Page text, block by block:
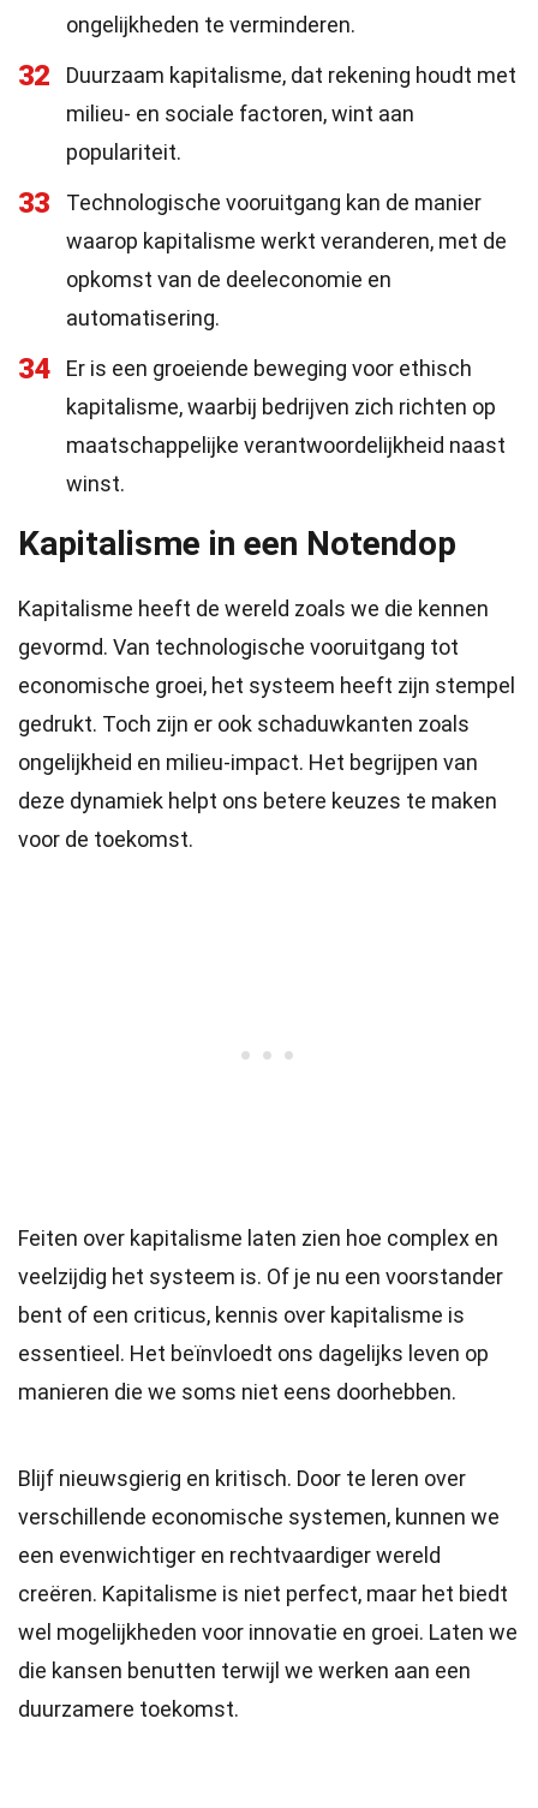
ongelijkheden te verminderen.
32
Duurzaam kapitalisme, dat rekening houdt met
milieu- en sociale factoren, wint aan
populariteit.
33
Technologische vooruitgang kan de manier
waarop kapitalisme werkt veranderen, met de
opkomst van de deeleconomie en
automatisering.
34
Er is een groeiende beweging voor ethisch
kapitalisme, waarbij bedrijven zich richten op
maatschappelijke verantwoordelijkheid naast
winst.
Kapitalisme in een Notendop
Kapitalisme heeft de wereld zoals we die kennen
gevormd. Van technologische vooruitgang tot
economische groei, het systeem heeft zijn stempel
gedrukt. Toch zijn er ook schaduwkanten zoals
ongelijkheid en milieu-impact. Het begrijpen van
deze dynamiek helpt ons betere keuzes te maken
voor de toekomst.
Feiten over kapitalisme laten zien hoe complex en
veelzijdig het systeem is. Of je nu een voorstander
bent of een criticus, kennis over kapitalisme is
essentieel. Het beïnvloedt ons dagelijks leven op
manieren die we soms niet eens doorhebben.
Blijf nieuwsgierig en kritisch. Door te leren over
verschillende economische systemen, kunnen we
een evenwichtiger en rechtvaardiger wereld
creëren. Kapitalisme is niet perfect, maar het biedt
wel mogelijkheden voor innovatie en groei. Laten we
die kansen benutten terwijl we werken aan een
duurzamere toekomst.